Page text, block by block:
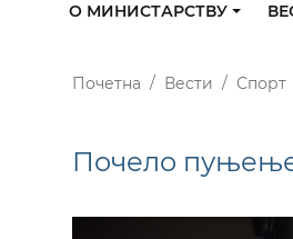
О МИНИСТАРСТВУ
Почетна Вести Спорт
Почело